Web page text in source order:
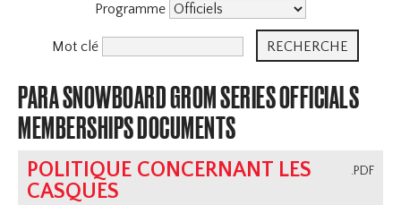
Programme
Mot clé
PARA SNOWBOARD GROM SERIES OFFICIALS
MEMBERSHIPS DOCUMENTS
.PDF
POLITIQUE CONCERNANT LES
CASQUES